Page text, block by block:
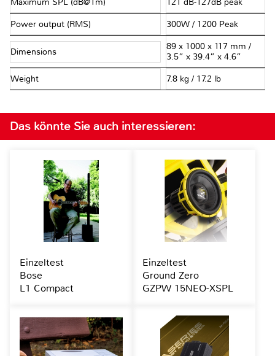
Maximum SPL (dB@1m) 121 dB-127dB peak
Power output (RMS) 300W / 1200 Peak
Dimensions
89 x 1000 x 117 mm /
3.5” x 39.4” x 4.6”
Weight 7.8 kg / 17.2 lb
Das könnte Sie auch interessieren:
Einzeltest
Bose
L1 Compact
Einzeltest
Ground Zero
GZPW 15NEO-XSPL